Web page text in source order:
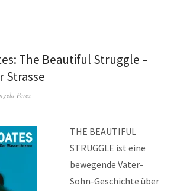
The Beautiful Struggle –
Strasse
Perez
THE BEAUTIFUL
STRUGGLE ist eine
bewegende Vater-
Sohn-Geschichte über